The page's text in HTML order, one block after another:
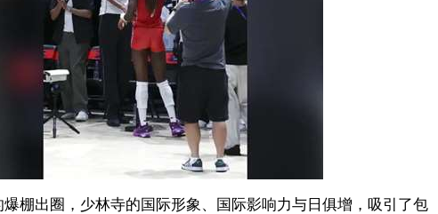
棚出圈，少林寺的国际形象、国际影响力与日俱增，吸引了包